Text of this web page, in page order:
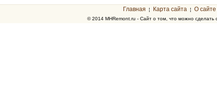
Главная ¦ Карта сайта ¦ О сайте
© 2014 MHRemont.ru - Сайт о том, что можно сделать